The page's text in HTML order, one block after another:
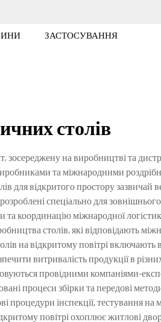
ЗАСТОСУВАННЯ
столів
зосереджену на виробництві та
та міжнародними
для відкритого простору
спеціально для
та координацію міжнародної
столів, які відповідають
на відкритому повітрі
витривалість продукції в
провідними компаніями-
процеси збірки та передові
інспекції, тестування на
повітрі охоплює житлові